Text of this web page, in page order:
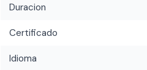
Duracion
Certificado
Idioma